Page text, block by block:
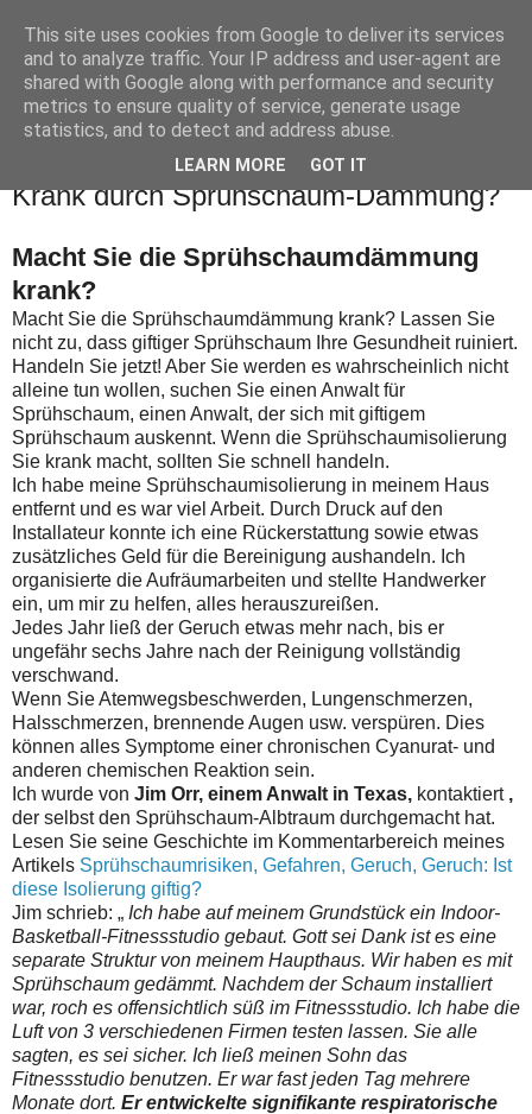
Leberhart
Krank durch Sprühschaum-Dämmung?
Macht Sie die Sprühschaumdämmung
krank?
Macht Sie die Sprühschaumdämmung krank? Lassen Sie
nicht zu, dass giftiger Sprühschaum Ihre Gesundheit ruiniert.
Handeln Sie jetzt! Aber Sie werden es wahrscheinlich nicht
alleine tun wollen, suchen Sie einen Anwalt für
Sprühschaum, einen Anwalt, der sich mit giftigem
Sprühschaum auskennt. Wenn die Sprühschaumisolierung
Sie krank macht, sollten Sie schnell handeln.
Ich habe meine Sprühschaumisolierung in meinem Haus
entfernt und es war viel Arbeit. Durch Druck auf den
Installateur konnte ich eine Rückerstattung sowie etwas
zusätzliches Geld für die Bereinigung aushandeln. Ich
organisierte die Aufräumarbeiten und stellte Handwerker
ein, um mir zu helfen, alles herauszureißen.
Jedes Jahr ließ der Geruch etwas mehr nach, bis er
ungefähr sechs Jahre nach der Reinigung vollständig
verschwand.
Wenn Sie Atemwegsbeschwerden, Lungenschmerzen,
Halsschmerzen, brennende Augen usw. verspüren. Dies
können alles Symptome einer chronischen Cyanurat- und
anderen chemischen Reaktion sein.
Ich wurde von Jim Orr, einem Anwalt in Texas, kontaktiert ,
der selbst den Sprühschaum-Albtraum durchgemacht hat.
Lesen Sie seine Geschichte im Kommentarbereich meines
Artikels Sprühschaumrisiken, Gefahren, Geruch, Geruch: Ist
diese Isolierung giftig?
Jim schrieb: „ Ich habe auf meinem Grundstück ein Indoor-
Basketball-Fitnessstudio gebaut. Gott sei Dank ist es eine
separate Struktur von meinem Haupthaus. Wir haben es mit
Sprühschaum gedämmt. Nachdem der Schaum installiert
war, roch es offensichtlich süß im Fitnessstudio. Ich habe die
Luft von 3 verschiedenen Firmen testen lassen. Sie alle
sagten, es sei sicher. Ich ließ meinen Sohn das
Fitnessstudio benutzen. Er war fast jeden Tag mehrere
Monate dort. Er entwickelte signifikante respiratorische
This site uses cookies from Google to deliver its services
and to analyze traffic. Your IP address and user-agent are
shared with Google along with performance and security
metrics to ensure quality of service, generate usage
statistics, and to detect and address abuse.
LEARN MORE GOT IT